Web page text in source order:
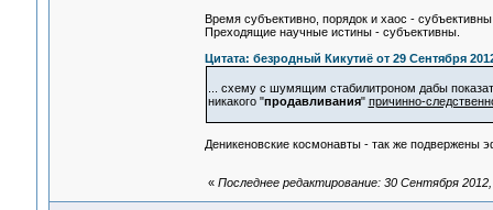
Время субъективно, порядок и хаос -
Преходящие научные истины - субъективны.
Цитата: безродный Кикутиё от 29 Сентября
... схему с шумящим стабилитроном дабы
никакого "продавливания" причинно-
Деникеновские космонавты - так же подвержены
« Последнее редактирование: 30 Сентября